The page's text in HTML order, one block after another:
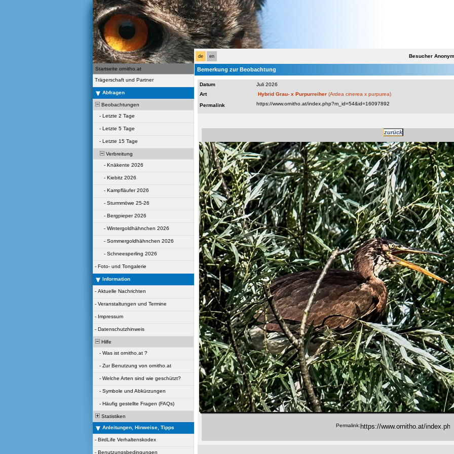
de en Besucher Anonym
Startseite ornitho.at
Trägerschaft und Partner
Abfragen
Beobachtungen
- Letzte 2 Tage
- Letzte 5 Tage
- Letzte 15 Tage
Verbreitung
- Knäkente 2026
- Kiebitz 2026
- Kampfläufer 2026
- Sturmmöwe 25-26
- Bergpieper 2026
- Wintergoldhähnchen 2026
- Sommergoldhähnchen 2026
- Schneesperling 2026
- Foto- und Tongalerie
Information
- Aktuelle Nachrichten
- Veranstaltungen und Termine
- Impressum
- Datenschutzhinweis
Hilfe
- Was ist ornitho.at ?
- Zur Benutzung von ornitho.at
- Welche Arten sind wie geschützt?
- Symbole und Abkürzungen
- Häufig gestellte Fragen (FAQs)
Statistiken
Anleitungen, Hinweise, Tipps
- BirdLife Verhaltenskodex
- Benutzungsbedingungen
Bemerkung zur Beobachtung
Datum
Juli 2026
Art
Hybrid Grau- x Purpurreiher (Ardea cinerea x purpurea)
Permalink
Permalink: